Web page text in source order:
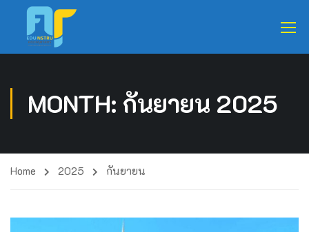
MONTH: กันยายน 2025
Home 2025 กันยายน